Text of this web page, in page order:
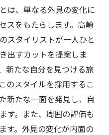
は、単なる外見の変化に
スをもたらします。高崎
スタイリストが一人ひと
出すカットを提案しま
新たな自分を見つける旅
のスタイルを採用するこ
新たな一面を発見し、自
す。また、周囲の評価も
す。外見の変化が内面の